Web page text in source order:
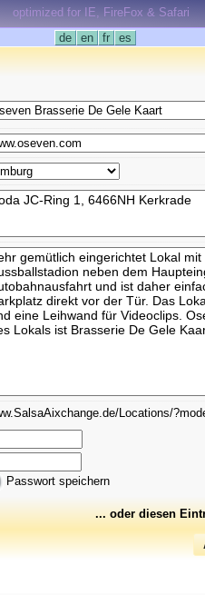
optimized for IE, FireFox & Safari
de en fr
es
Locations/
Passwort speichern
... oder diesen